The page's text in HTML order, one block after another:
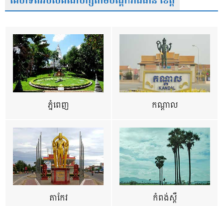
ភ្នំពេញ កណ្តាល
តាកែវ កំពង់ស្ពឺ